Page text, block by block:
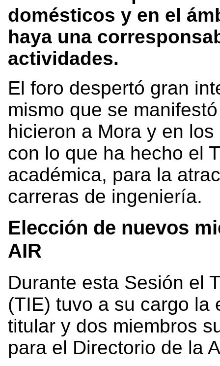
domésticos y en el
haya una
actividades.
El foro despertó gran
mismo que se
hicieron a Mora y en
con lo que ha hecho el
académica, para la
carreras de ingeniería.
Elección de nuevos
AIR
Durante esta Sesión el
(TIE) tuvo a su cargo la
titular y dos miembros
para el Directorio de la